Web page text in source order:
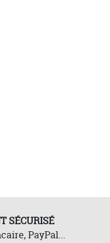
SÉCURISÉ
PayPal...